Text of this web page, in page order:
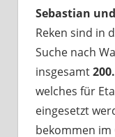
Sebastian
Reken sind in
Suche nach
insgesamt
welches für
eingesetzt
bekommen im